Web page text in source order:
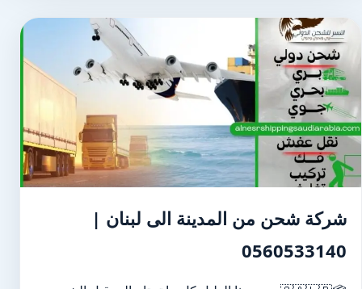
شركة شحن من المدينة الى لبنان |
0560533140